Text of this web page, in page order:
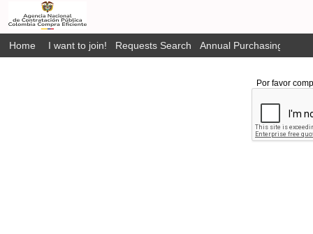
Home I want to join! Requests Search Annual Purchasing Plan
Por favor